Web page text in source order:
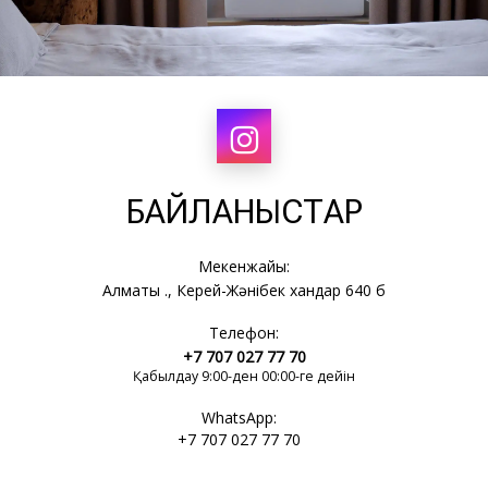
БАЙЛАНЫСТАР
Мекенжайы:
Алматы қ., Керей-Жәнібек хандар 640 б
Телефон:
+7 707 027 77 70
Қабылдау 9:00-ден 00:00-ге дейін
WhatsApp:
+7 707 027 77 70